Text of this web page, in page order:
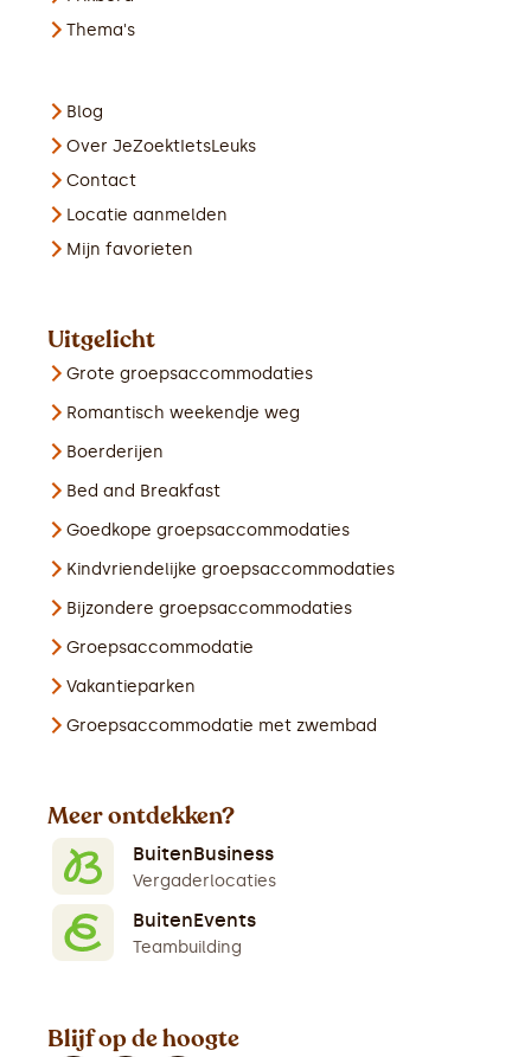
Thema's
Blog
Over JeZoektIetsLeuks
Contact
Locatie aanmelden
Mijn favorieten
Uitgelicht
Grote groepsaccommodaties
Romantisch weekendje weg
Boerderijen
Bed and Breakfast
Goedkope groepsaccommodaties
Kindvriendelijke groepsaccommodaties
Bijzondere groepsaccommodaties
Groepsaccommodatie
Vakantieparken
Groepsaccommodatie met zwembad
Meer ontdekken?
BuitenBusiness
Vergaderlocaties
BuitenEvents
Teambuilding
Blijf op de hoogte